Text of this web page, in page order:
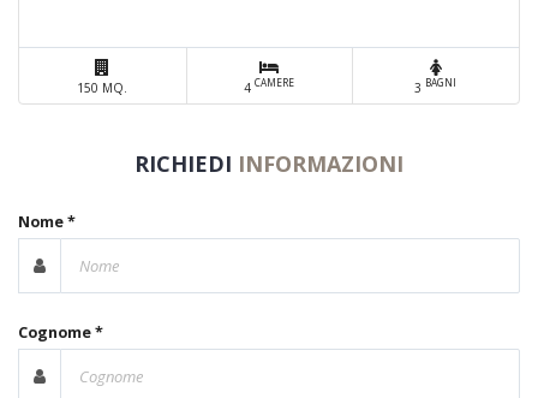
150 MQ. 4CAMERE 3 BAGNI
RICHIEDI INFORMAZIONI
Nome *
Cognome *